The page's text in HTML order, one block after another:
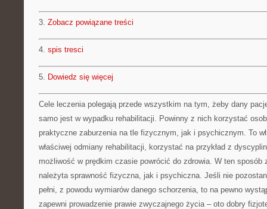
3. Zobacz powiązane treści
4. spis tresci
5. Dowiedz się więcej
Cele leczenia polegają przede wszystkim na tym, żeby dany
samo jest w wypadku rehabilitacji. Powinny z nich korzystać
praktyczne zaburzenia na tle fizycznym, jak i psychicznym. To
właściwej odmiany rehabilitacji, korzystać na przykład z
możliwość w prędkim czasie powrócić do zdrowia. W ten sposób
należyta sprawność fizyczna, jak i psychiczna. Jeśli nie
pełni, z powodu wymiarów danego schorzenia, to na pewno
zapewni prowadzenie prawie zwyczajnego życia – oto dobry